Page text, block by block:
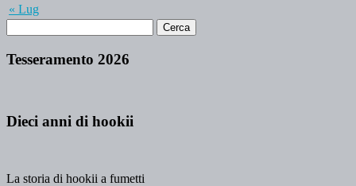
« Lug
Tesseramento 2026
Dieci anni di hookii
La storia di hookii a fumetti